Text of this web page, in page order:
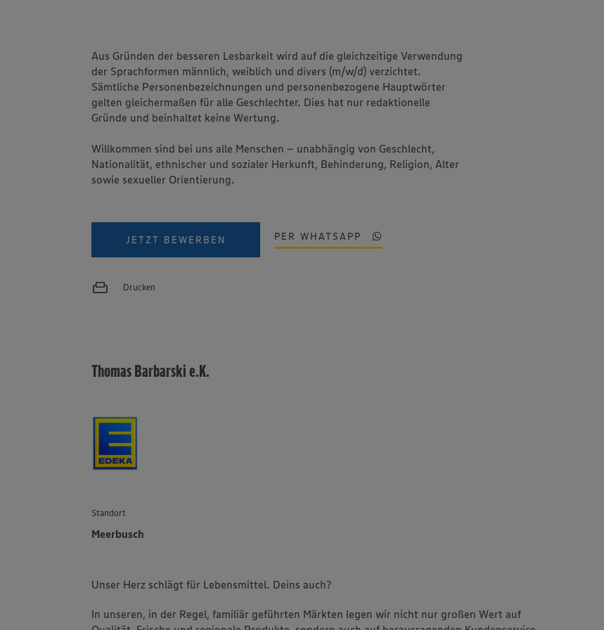
Aus Gründen der besseren Lesbarkeit wird auf die gleichzeitige Verwendung
der Sprachformen männlich, weiblich und divers (m/w/d) verzichtet.
Sämtliche Personenbezeichnungen und personenbezogene Hauptwörter
gelten gleichermaßen für alle Geschlechter. Dies hat nur redaktionelle
Gründe und beinhaltet keine Wertung.
Willkommen sind bei uns alle Menschen – unabhängig von Geschlecht,
Nationalität, ethnischer und sozialer Herkunft, Behinderung, Religion, Alter
sowie sexueller Orientierung.
JETZT BEWERBEN PER WHATSAPP
Drucken
Thomas Barbarski e.K.
Standort
Meerbusch
Unser Herz schlägt für Lebensmittel. Deins auch?
In unseren, in der Regel, familiär geführten Märkten legen wir nicht nur großen Wert auf